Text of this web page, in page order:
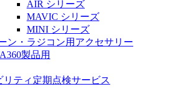
AIR シリーズ
MAVIC シリーズ
MINI シリーズ
ン・ラジコン用アクセサリー
製品用
リティ定期点検サービス